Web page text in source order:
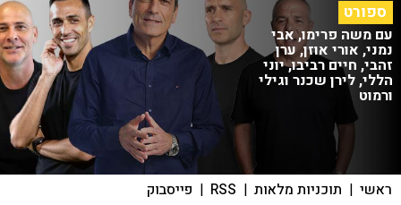
ספורט
עם משה פרימו, אבי
נמני, אורי אוזן, ערן
זהבי, חיים רביבו, יוני
הללי, לירן שכנר וגילי
ורמוט
ראשי | תוכניות מלאות |
RSS
| פייסבוק